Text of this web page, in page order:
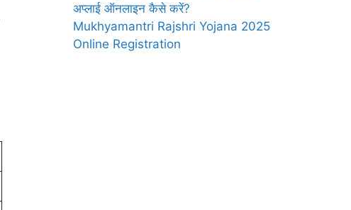
अप्लाई ऑनलाइन कैसे करें?
Mukhyamantri Rajshri Yojana 2025
Online Registration